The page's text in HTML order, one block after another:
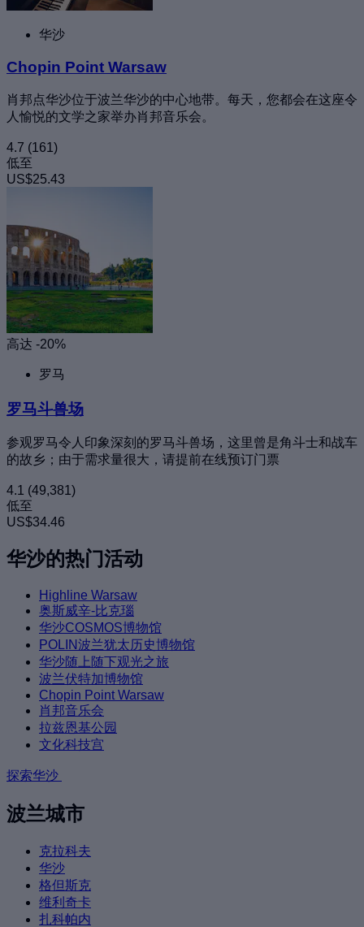
华沙
Chopin Point Warsaw
肖邦点华沙位于波兰华沙的中心地带。每天，您都会在这座令
人愉悦的文学之家举办肖邦音乐会。
4.7 (161)
低至
US$25.43
高达 -20%
罗马
罗马斗兽场
参观罗马令人印象深刻的罗马斗兽场，这里曾是角斗士和战车
的故乡；由于需求量很大，请提前在线预订门票
4.1 (49,381)
低至
US$34.46
华沙的热门活动
Highline Warsaw
奥斯威辛-比克瑙
华沙COSMOS博物馆
POLIN波兰犹太历史博物馆
华沙随上随下观光之旅
波兰伏特加博物馆
Chopin Point Warsaw
肖邦音乐会
拉兹恩基公园
文化科技宫
探索华沙
波兰城市
克拉科夫
华沙
格但斯克
维利奇卡
扎科帕内